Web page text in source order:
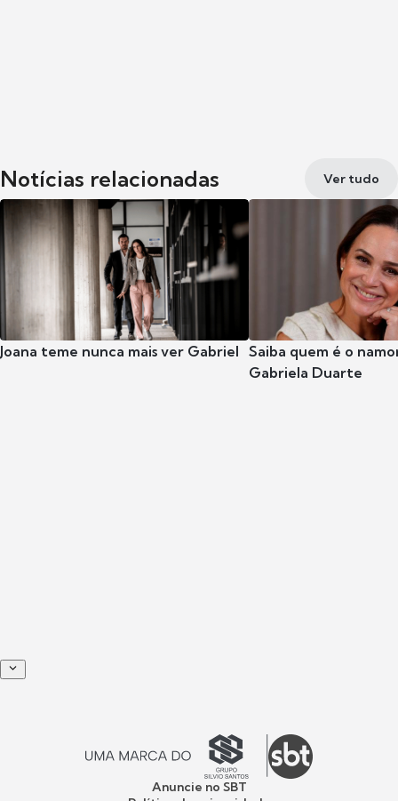
Notícias relacionadas Ver tudo
Joana teme nunca mais ver Gabriel Saiba quem é o
Gabriela Duarte
Anuncie no SBT